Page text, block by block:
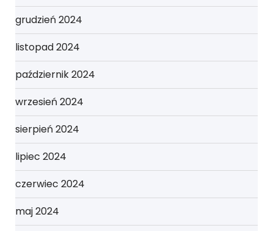
grudzień 2024
listopad 2024
październik 2024
wrzesień 2024
sierpień 2024
lipiec 2024
czerwiec 2024
maj 2024